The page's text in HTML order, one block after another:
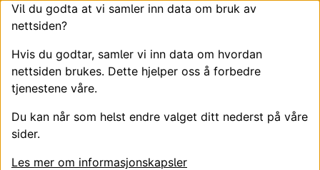
Vil du godta at vi samler inn data om bruk av
nettsiden?
Hvis du godtar, samler vi inn data om hvordan
nettsiden brukes. Dette hjelper oss å forbedre
tjenestene våre.
Du kan når som helst endre valget ditt nederst på våre
sider.
Les mer om informasjonskapsler